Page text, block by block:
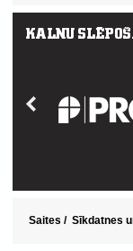
Saites / Sīkdatnes